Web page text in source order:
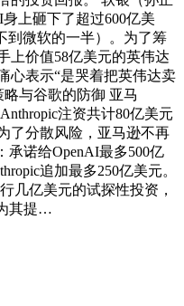
上砸下了超过600亿美
到微软的一半）。为了筹
上价值58亿美元的英伟达
心表示“是哭着把英伟达卖
略与谷歌的防御 亚马
注资共计80亿美元
了分散风险，亚马逊不再
承诺给OpenAI最多500亿
追加最多250亿美元。
几亿美元的试探性投资，
其提…